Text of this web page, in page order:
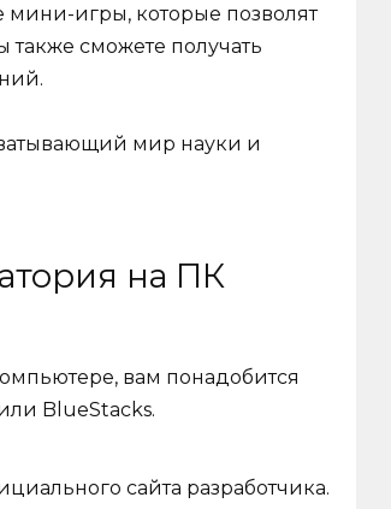
мини-игры, которые позволят
также сможете получать
мир науки и
на ПК
вам понадобится
BlueStacks.
сайта разработчика.